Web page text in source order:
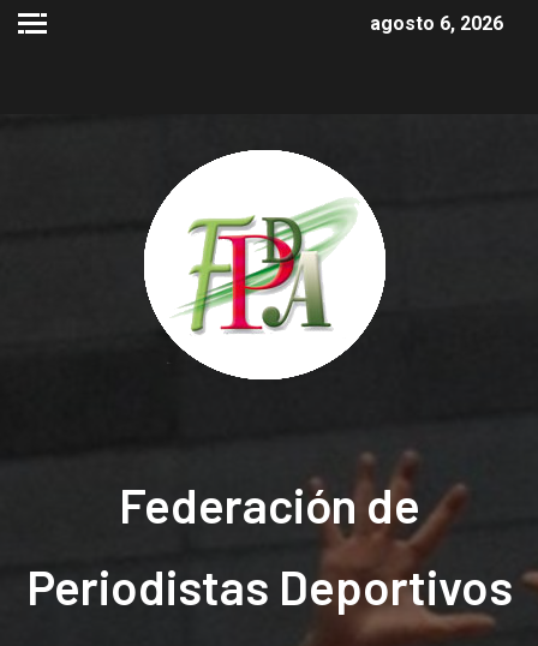
agosto 6, 2026
Federación de
Periodistas Deportivos